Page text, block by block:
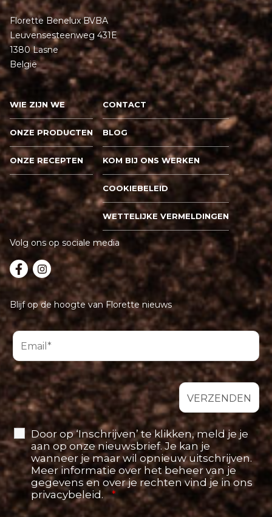
Florette Benelux BVBA
Leuvensesteenweg 431E
1380 Lasne
België
WIE ZIJN WE
ONZE PRODUCTEN
ONZE RECEPTEN
CONTACT
BLOG
KOM BIJ ONS WERKEN
COOKIEBELEID
WETTELIJKE VERMELDINGEN
Volg ons op sociale media
Blijf op de hoogte van Florette nieuws
Door op ‘Inschrijven’ te klikken, meld je je
aan op onze nieuwsbrief. Je kan je
wanneer je maar wil opnieuw uitschrijven.
Meer informatie over het beheer van je
gegevens en over je rechten vind je in ons
privacybeleid. *